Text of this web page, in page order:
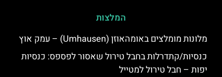
המלצות
מלונות מומלצים באומהאוזן (Umhausen) – עמק אוץ
כנסיות/קתדרלות בחבל טירול שאסור לפספס: כנסיות
יפות – חבל טירול למטייל